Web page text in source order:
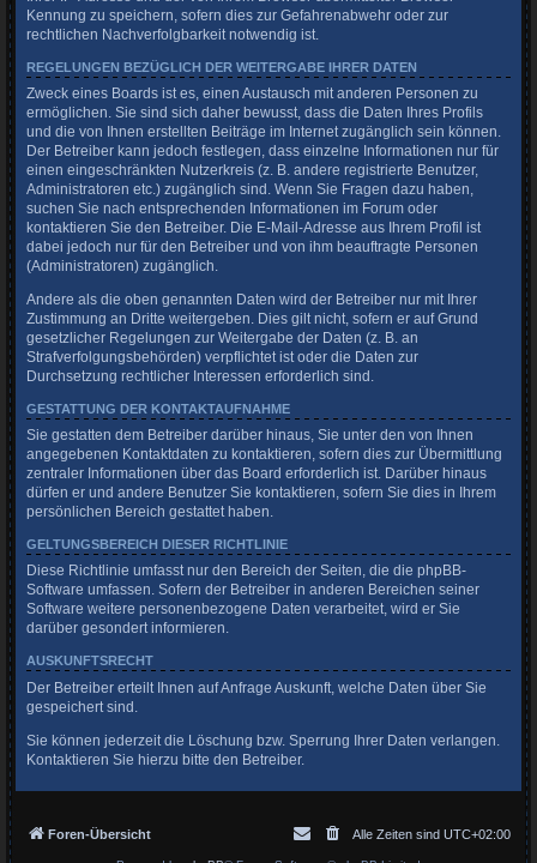
Kennung zu speichern, sofern dies zur Gefahrenabwehr oder zur
rechtlichen Nachverfolgbarkeit notwendig ist.
REGELUNGEN BEZÜGLICH DER WEITERGABE IHRER DATEN
Zweck eines Boards ist es, einen Austausch mit anderen Personen zu
ermöglichen. Sie sind sich daher bewusst, dass die Daten Ihres Profils
und die von Ihnen erstellten Beiträge im Internet zugänglich sein können.
Der Betreiber kann jedoch festlegen, dass einzelne Informationen nur für
einen eingeschränkten Nutzerkreis (z. B. andere registrierte Benutzer,
Administratoren etc.) zugänglich sind. Wenn Sie Fragen dazu haben,
suchen Sie nach entsprechenden Informationen im Forum oder
kontaktieren Sie den Betreiber. Die E-Mail-Adresse aus Ihrem Profil ist
dabei jedoch nur für den Betreiber und von ihm beauftragte Personen
(Administratoren) zugänglich.
Andere als die oben genannten Daten wird der Betreiber nur mit Ihrer
Zustimmung an Dritte weitergeben. Dies gilt nicht, sofern er auf Grund
gesetzlicher Regelungen zur Weitergabe der Daten (z. B. an
Strafverfolgungsbehörden) verpflichtet ist oder die Daten zur
Durchsetzung rechtlicher Interessen erforderlich sind.
GESTATTUNG DER KONTAKTAUFNAHME
Sie gestatten dem Betreiber darüber hinaus, Sie unter den von Ihnen
angegebenen Kontaktdaten zu kontaktieren, sofern dies zur Übermittlung
zentraler Informationen über das Board erforderlich ist. Darüber hinaus
dürfen er und andere Benutzer Sie kontaktieren, sofern Sie dies in Ihrem
persönlichen Bereich gestattet haben.
GELTUNGSBEREICH DIESER RICHTLINIE
Diese Richtlinie umfasst nur den Bereich der Seiten, die die phpBB-
Software umfassen. Sofern der Betreiber in anderen Bereichen seiner
Software weitere personenbezogene Daten verarbeitet, wird er Sie
darüber gesondert informieren.
AUSKUNFTSRECHT
Der Betreiber erteilt Ihnen auf Anfrage Auskunft, welche Daten über Sie
gespeichert sind.
Sie können jederzeit die Löschung bzw. Sperrung Ihrer Daten verlangen.
Kontaktieren Sie hierzu bitte den Betreiber.
Foren-Übersicht Alle Zeiten sind UTC+02:00